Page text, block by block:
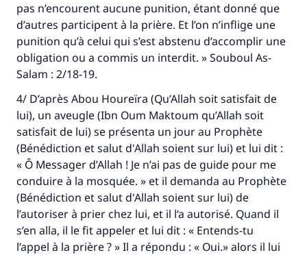
pas n’encourent aucune punition, étant donné que
d’autres participent à la prière. Et l’on n’inflige une
punition qu’à celui qui s’est abstenu d’accomplir une
obligation ou a commis un interdit. »Souboul As-
Salam : 2/18-19.
4/ D’après Abou Houreïra (Qu’Allah soit satisfait de
lui), un aveugle (Ibn Oum Maktoum qu’Allah soit
satisfait de lui) se présenta un jour au Prophète
(Bénédiction et salut d'Allah soient sur lui) et lui dit :
« Ô Messager d’Allah ! Je n’ai pas de guide pour me
conduire à la mosquée. » et il demanda au Prophète
(Bénédiction et salut d'Allah soient sur lui) de
l’autoriser à prier chez lui, et il l‘a autorisé. Quand il
s’en alla, il le fit appeler et lui dit : « Entends-tu
l’appel à la prière ? » Il a répondu : « Oui.» alors il lui